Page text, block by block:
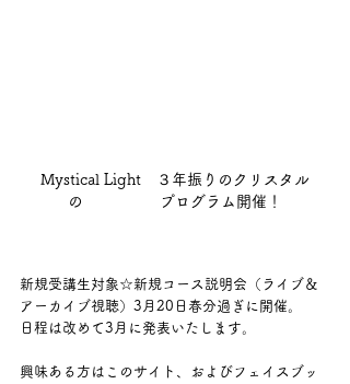
Mystical Light　３年振りのクリスタル
の　　　　　プログラム開催！
新規受講生対象☆新規コース説明会（ライブ＆
アーカイブ視聴）3月20日春分過ぎに開催。
日程は改めて3月に発表いたします。
興味ある方はこのサイト、およびフェイスブッ